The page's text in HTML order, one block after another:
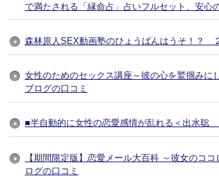
で満たされる「縁命占」占いフルセット、安心
森林原人SEX動画塾のひょうばんはうそ！？
女性のためのセックス講座～彼の心を鷲掴みに
ブログの口コミ
■半自動的に女性の恋愛感情が乱れる＜出水聡
【期間限定版】恋愛メール大百科 ～彼女のコ
ログの口コミ